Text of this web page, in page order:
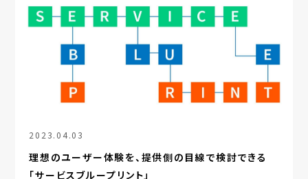
2023.04.03
理想のユーザー体験を、提供側の目線で検討できる
「サービスブループリント」